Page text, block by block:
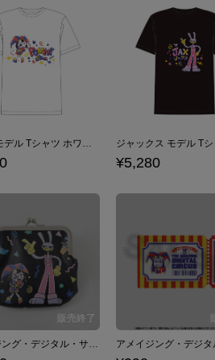
ポムニ モデル Tシャツ ホワイト アメイジング・デジタル・サーカス
¥5,280
アメイジング・デジタル・サーカス モデル がま口ポーチ